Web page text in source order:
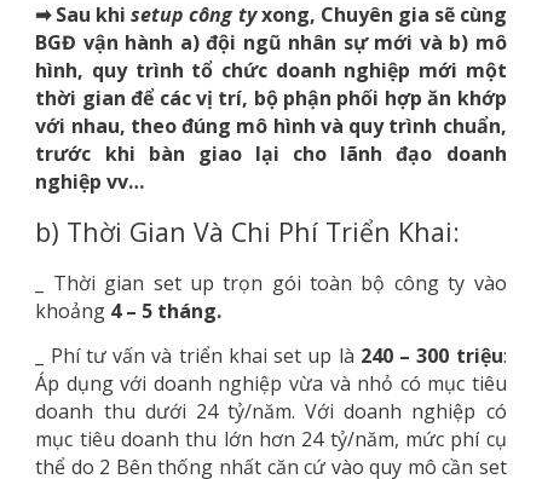
➡ Sau khisetup công tyxong, Chuyên gia sẽ cùng
BGĐ vận hành a) đội ngũ nhân sự mới và b) mô
hình, quy trình tổ chức doanh nghiệp mới một
thời gian để các vị trí, bộ phận phối hợp ăn khớp
với nhau, theo đúng mô hình và quy trình chuẩn,
trước khi bàn giao lại cho lãnh đạo doanh
nghiệp vv…
b) Thời Gian Và Chi Phí Triển Khai:
_ Thời gian set up trọn gói toàn bộ công ty vào
khoảng 4 – 5 tháng.
_ Phí tư vấn và triển khai set up là 240 – 300 triệu:
Áp dụng với doanh nghiệp vừa và nhỏ có mục tiêu
doanh thu dưới 24 tỷ/năm. Với doanh nghiệp có
mục tiêu doanh thu lớn hơn 24 tỷ/năm, mức phí cụ
thể do 2 Bên thống nhất căn cứ vào quy mô cần set